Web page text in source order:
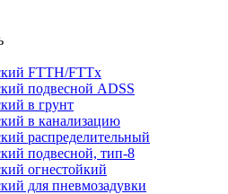
FTTH/FTTx
подвесной ADSS
в грунт
в канализацию
распределительный
подвесной, тип-8
огнестойкий
для пневмозадувки